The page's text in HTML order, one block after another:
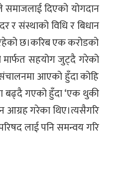
दिएको योगदान
र संस्थाको विधि र बिधान
छ।करिब एक करोडको
मार्फत सहयोग जुट्दै गरेको
आएको हुँदा कोहि
बढ्दै गएको हुँदा ‘एक थुकी
आग्रह गरेका थिए।त्यसैगरि
लाई पनि समन्वय गरि